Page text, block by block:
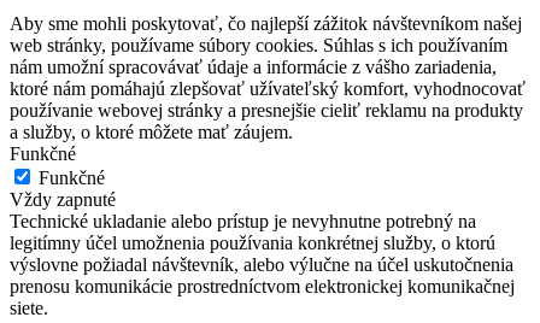
Aby sme mohli poskytovať, čo najlepší zážitok návštevníkom našej
web stránky, používame súbory cookies. Súhlas s ich používaním
nám umožní spracovávať údaje a informácie z vášho zariadenia,
ktoré nám pomáhajú zlepšovať užívateľský komfort, vyhodnocovať
používanie webovej stránky a presnejšie cieliť reklamu na produkty
a služby, o ktoré môžete mať záujem.
Funkčné
Funkčné
Vždy zapnuté
Technické ukladanie alebo prístup je nevyhnutne potrebný na
legitímny účel umožnenia používania konkrétnej služby, o ktorú
výslovne požiadal návštevník, alebo výlučne na účel uskutočnenia
prenosu komunikácie prostredníctvom elektronickej komunikačnej
siete.